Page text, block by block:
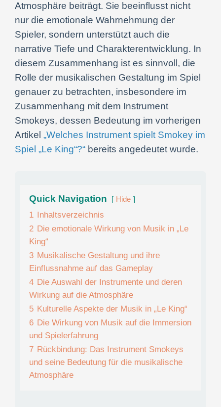
Atmosphäre beiträgt. Sie beeinflusst nicht
nur die emotionale Wahrnehmung der
Spieler, sondern unterstützt auch die
narrative Tiefe und Charakterentwicklung. In
diesem Zusammenhang ist es sinnvoll, die
Rolle der musikalischen Gestaltung im Spiel
genauer zu betrachten, insbesondere im
Zusammenhang mit dem Instrument
Smokeys, dessen Bedeutung im vorherigen
Artikel „Welches Instrument spielt Smokey im
Spiel „Le King“?“ bereits angedeutet wurde.
Quick Navigation Hide
1
Inhaltsverzeichnis
2 Die emotionale Wirkung von Musik in „Le
King“
3 Musikalische Gestaltung und ihre
Einflussnahme auf das Gameplay
4 Die Auswahl der Instrumente und deren
Wirkung auf die Atmosphäre
5 Kulturelle Aspekte der Musik in „Le King“
6 Die Wirkung von Musik auf die Immersion
und Spielerfahrung
7 Rückbindung: Das Instrument Smokeys
und seine Bedeutung für die musikalische
Atmosphäre